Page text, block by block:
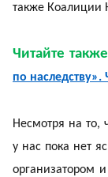
также Коалиции
Читайте
по наследству».
Несмотря на то,
у нас пока нет
организатором